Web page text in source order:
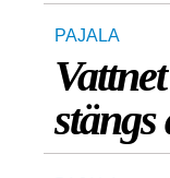
PAJALA